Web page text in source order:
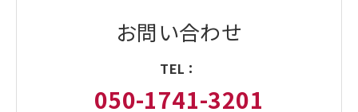
お問い合わせ
TEL：
050-1741-3201